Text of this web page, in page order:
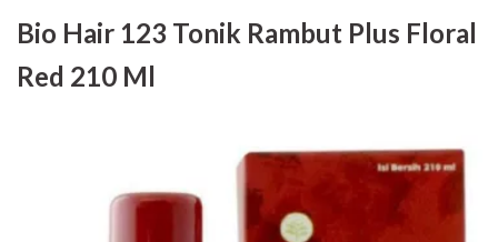
Bio Hair 123 Tonik Rambut Plus Floral
Red 210 Ml